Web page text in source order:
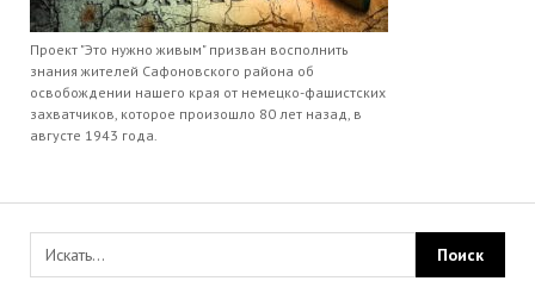
Проект "Это нужно живым" призван восполнить
знания жителей Сафоновского района об
освобождении нашего края от немецко-фашистских
захватчиков, которое произошло 80 лет назад, в
августе 1943 года.